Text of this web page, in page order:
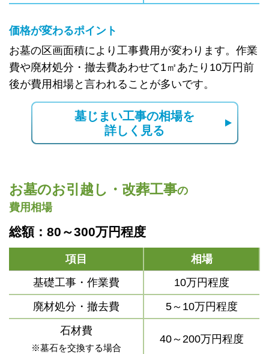
価格が変わるポイント
お墓の区画面積により工事費用が変わります。作業
費や廃材処分・撤去費あわせて1㎡あたり10万円前
後が費用相場と言われることが多いです。
墓じまい工事の相場を
詳しく見る
お墓のお引越し・改葬工事の
費用相場
総額：80～300万円程度
項目
相場
基礎工事・作業費
10万円程度
廃材処分・撤去費
5～10万円程度
石材費
※墓石を交換する場合
40～200万円程度